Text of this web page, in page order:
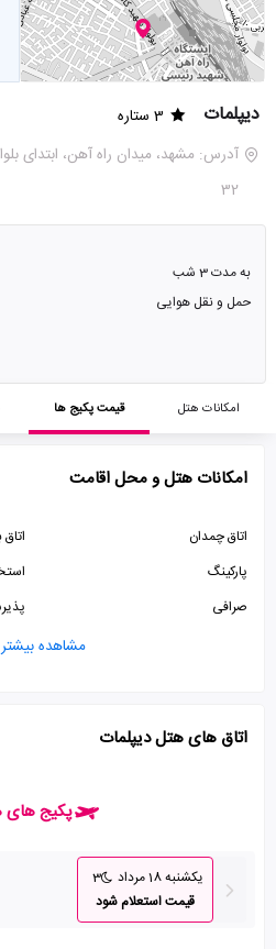
دیپلمات
3 ستاره
آدرس: مشهد، میدان راه آهن، ابتدای
32
به مدت 3 شب
حمل و نقل هوایی
امکانات هتل قیمت پکیج ها
امکانات هتل و محل اقامت
اتاق چمدان
پارکینگ
صرافی
پذیرش
مشاهده بیشتر
اتاق های هتل دیپلمات
پکیج های
یکشنبه 18 مرداد
3
قیمت استعلام شود